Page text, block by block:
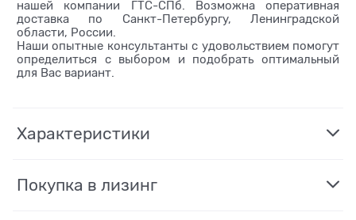
нашей компании ГТС-СПб. Возможна оперативная
доставка по Санкт-Петербургу, Ленинградской
области, России.
Наши опытные консультанты с удовольствием помогут
определиться с выбором и подобрать оптимальный
для Вас вариант.
Характеристики
Покупка в лизинг